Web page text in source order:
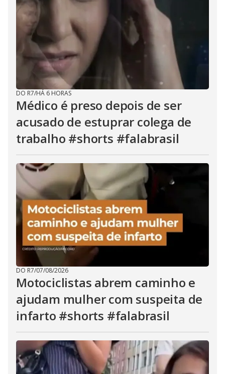
DO R7/HÁ 6 HORAS
Médico é preso depois de ser
acusado de estuprar colega de
trabalho #shorts #falabrasil
DO R7/07/08/2026
Motociclistas abrem caminho e
ajudam mulher com suspeita de
infarto #shorts #falabrasil